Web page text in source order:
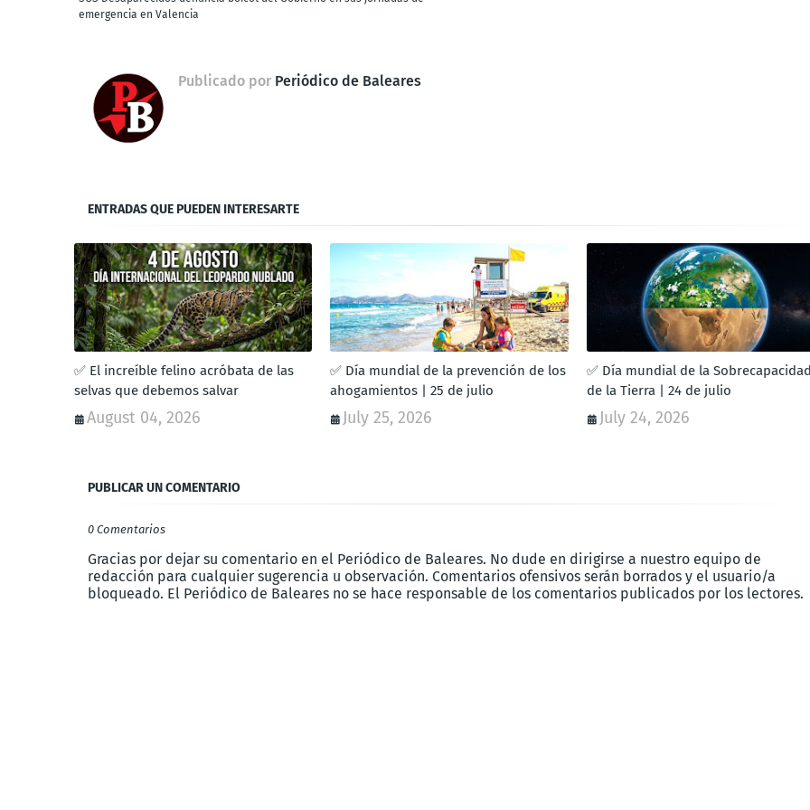
emergencia en Valencia
Publicado por Periódico de Baleares
ENTRADAS QUE PUEDEN INTERESARTE
✅ El increíble felino acróbata de las
selvas que debemos salvar
August 04, 2026
✅ Día mundial de la prevención de los
ahogamientos | 25 de julio
July 25, 2026
✅ Día mundial de la
de la Tierra | 24 de julio
July 24, 2026
PUBLICAR UN COMENTARIO
0 Comentarios
Gracias por dejar su comentario en el Periódico de Baleares. No dude en dirigirse a nuestro equipo de
redacción para cualquier sugerencia u observación. Comentarios ofensivos serán borrados y el usuario/a
bloqueado. El Periódico de Baleares no se hace responsable de los comentarios publicados por los lectores.